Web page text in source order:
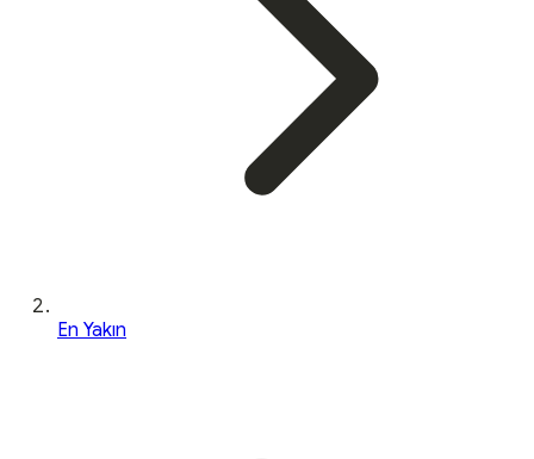
En Yakın